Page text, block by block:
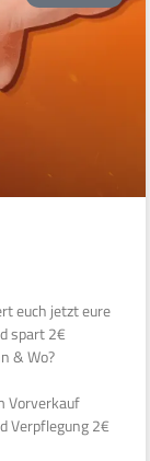
euch jetzt eure
spart 2€
& Wo?
Vorverkauf
Verpflegung 2€